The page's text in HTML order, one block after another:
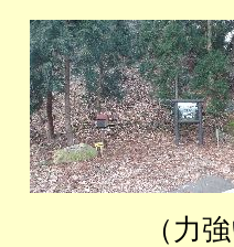
（力強